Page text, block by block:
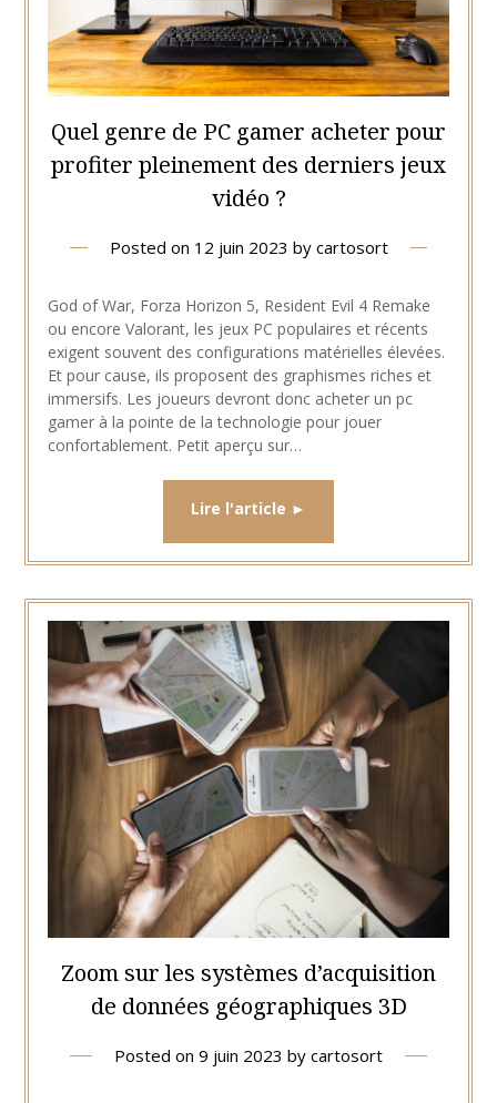
Quel genre de PC gamer acheter pour
profiter pleinement des derniers jeux
vidéo ?
Posted on 12 juin 2023 by cartosort
God of War, Forza Horizon 5, Resident Evil 4 Remake
ou encore Valorant, les jeux PC populaires et récents
exigent souvent des configurations matérielles élevées.
Et pour cause, ils proposent des graphismes riches et
immersifs. Les joueurs devront donc acheter un pc
gamer à la pointe de la technologie pour jouer
confortablement. Petit aperçu sur…
Zoom sur les systèmes d’acquisition
de données géographiques 3D
Posted on 9 juin 2023 by cartosort